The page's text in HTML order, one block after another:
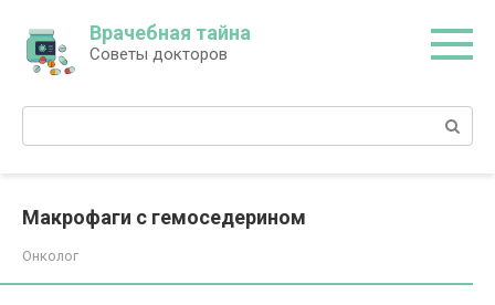
контенту
Врачебная тайна
Советы докторов
Поиск:
Макрофаги с гемоседерином
Онколог